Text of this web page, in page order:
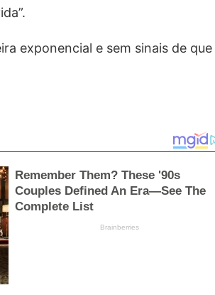
exponencial e sem sinais de que